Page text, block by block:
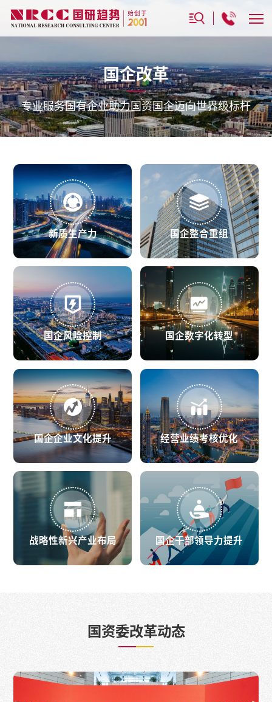
国企改革
专业服务国有企业助力国资国企迈向世界级标杆
新质生产力 国企整合重组
国企风险控制 国企数字化转型
国企企业文化提升 经营业绩考核优化
战略性新兴产业布局 国企干部领导力提升
国资委改革动态